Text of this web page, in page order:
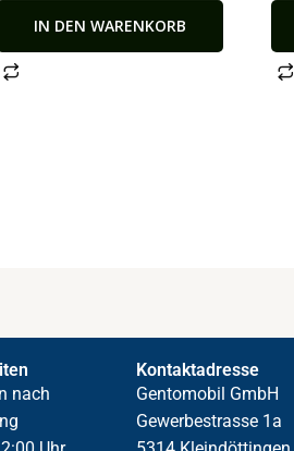
IN DEN WARENKORB
nach
Kontaktadresse
Gentomobil GmbH
Gewerbestrasse 1a